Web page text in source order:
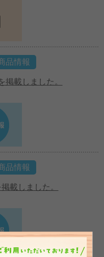
品情報
掲載しました。
品情報
載しました。